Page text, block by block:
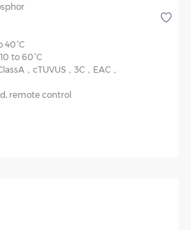
40°C
to 60°C
，cTUVUS，3C，EAC，
remote control